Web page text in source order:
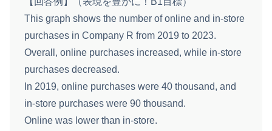
This graph shows the number of online and in‑store
purchases in Company R from 2019 to 2023.
Overall, online purchases increased, while in‑store
purchases decreased.
In 2019, online purchases were 40 thousand, and
in‑store purchases were 90 thousand.
Online was lower than in‑store.